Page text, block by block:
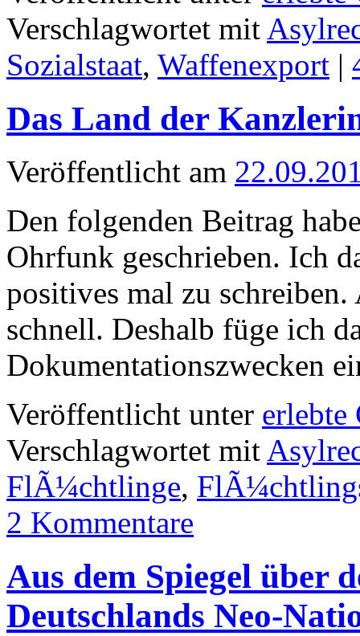
Verschlagwortet mit
Sozialstaat, Waffenexport |
Das Land der
Veröffentlicht am
Den folgenden Beitrag
Ohrfunk geschrieben. Ich
positives mal zu
schnell. Deshalb füge ich
Dokumentationszwecken
Veröffentlicht unter erlebte
Verschlagwortet mit
FlÃ¼chtlinge,
2 Kommentare
Aus dem Spiegel über
Deutschlands Neo-